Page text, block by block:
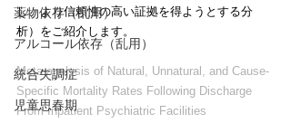
薬物依存（乱用）
アルコール依存（乱用）
統合失調症
児童思春期
し、より信頼性の高い証拠を得ようとする分
析）をご紹介します。
Meta‐analysis of Natural, Unnatural, and Cause‐
Specific Mortality Rates Following Discharge
From Inpatient Psychiatric Facilities